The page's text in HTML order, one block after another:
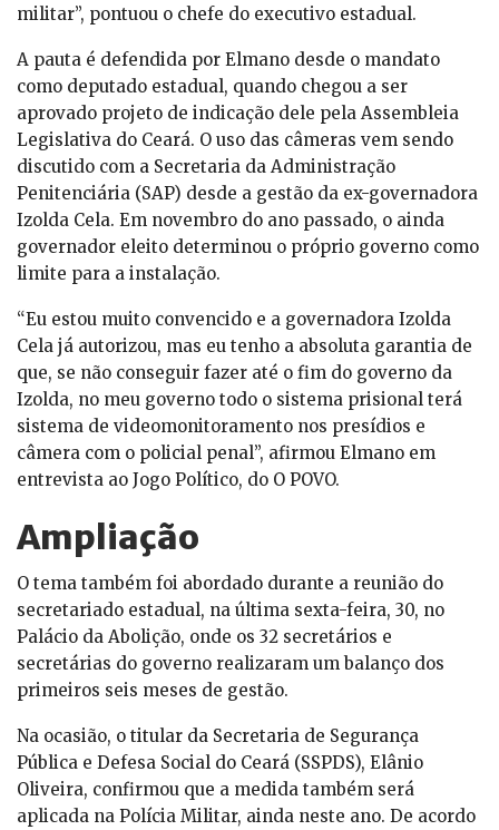
militar”, pontuou o chefe do executivo estadual.
A pauta é defendida por Elmano desde o mandato
como deputado estadual, quando chegou a ser
aprovado projeto de indicação dele pela Assembleia
Legislativa do Ceará. O uso das câmeras vem sendo
discutido com a Secretaria da Administração
Penitenciária (SAP) desde a gestão da ex-governadora
Izolda Cela. Em novembro do ano passado, o ainda
governador eleito determinou o próprio governo como
limite para a instalação.
“Eu estou muito convencido e a governadora Izolda
Cela já autorizou, mas eu tenho a absoluta garantia de
que, se não conseguir fazer até o fim do governo da
Izolda, no meu governo todo o sistema prisional terá
sistema de videomonitoramento nos presídios e
câmera com o policial penal”, afirmou Elmano em
entrevista ao Jogo Político, do O POVO.
Ampliação
O tema também foi abordado durante a reunião do
secretariado estadual, na última sexta-feira, 30, no
Palácio da Abolição, onde os 32 secretários e
secretárias do governo realizaram um balanço dos
primeiros seis meses de gestão.
Na ocasião, o titular da Secretaria de Segurança
Pública e Defesa Social do Ceará (SSPDS), Elânio
Oliveira, confirmou que a medida também será
aplicada na Polícia Militar, ainda neste ano. De acordo